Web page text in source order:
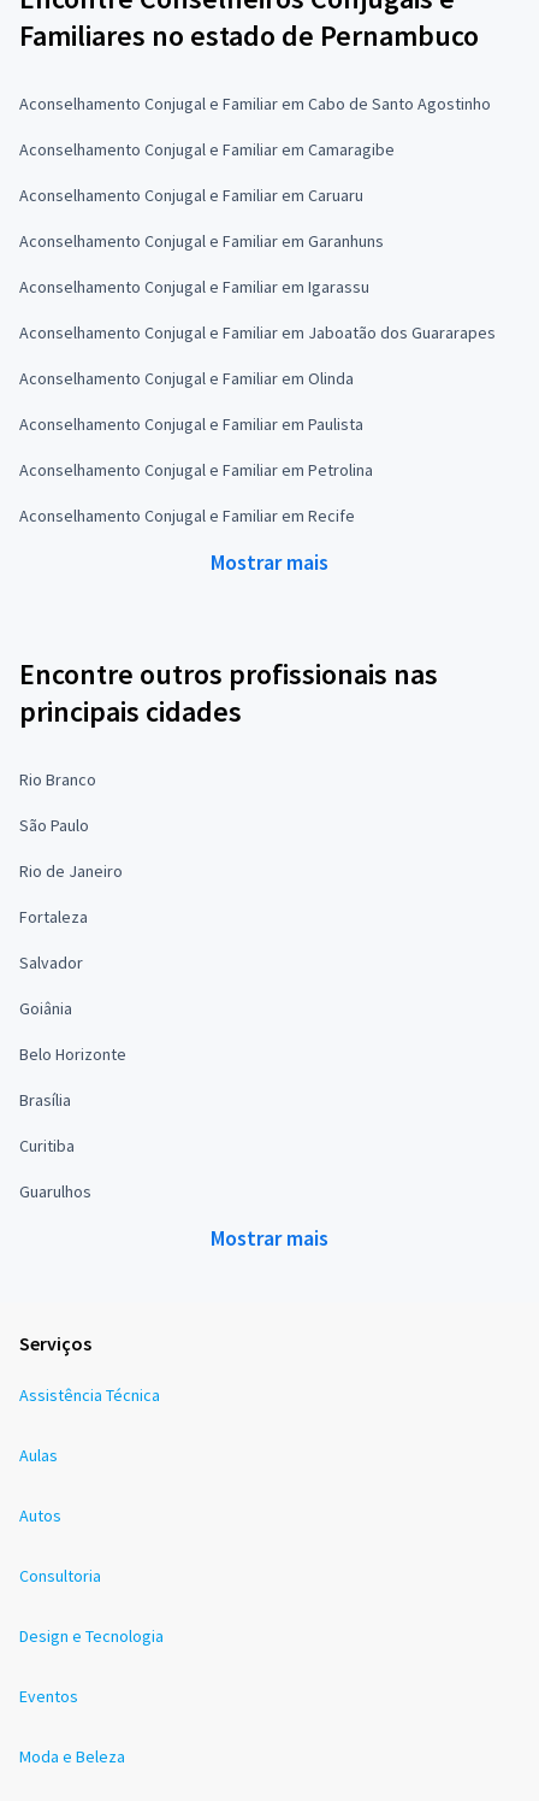
Familiares no estado de Pernambuco
Aconselhamento Conjugal e Familiar em Cabo de Santo Agostinho
Aconselhamento Conjugal e Familiar em Camaragibe
Aconselhamento Conjugal e Familiar em Caruaru
Aconselhamento Conjugal e Familiar em Garanhuns
Aconselhamento Conjugal e Familiar em Igarassu
Aconselhamento Conjugal e Familiar em Jaboatão dos Guararapes
Aconselhamento Conjugal e Familiar em Olinda
Aconselhamento Conjugal e Familiar em Paulista
Aconselhamento Conjugal e Familiar em Petrolina
Aconselhamento Conjugal e Familiar em Recife
Mostrar mais
Encontre outros profissionais nas
principais cidades
Rio Branco
São Paulo
Rio de Janeiro
Fortaleza
Salvador
Goiânia
Belo Horizonte
Brasília
Curitiba
Guarulhos
Mostrar mais
Serviços
Assistência Técnica
Aulas
Autos
Consultoria
Design e Tecnologia
Eventos
Moda e Beleza